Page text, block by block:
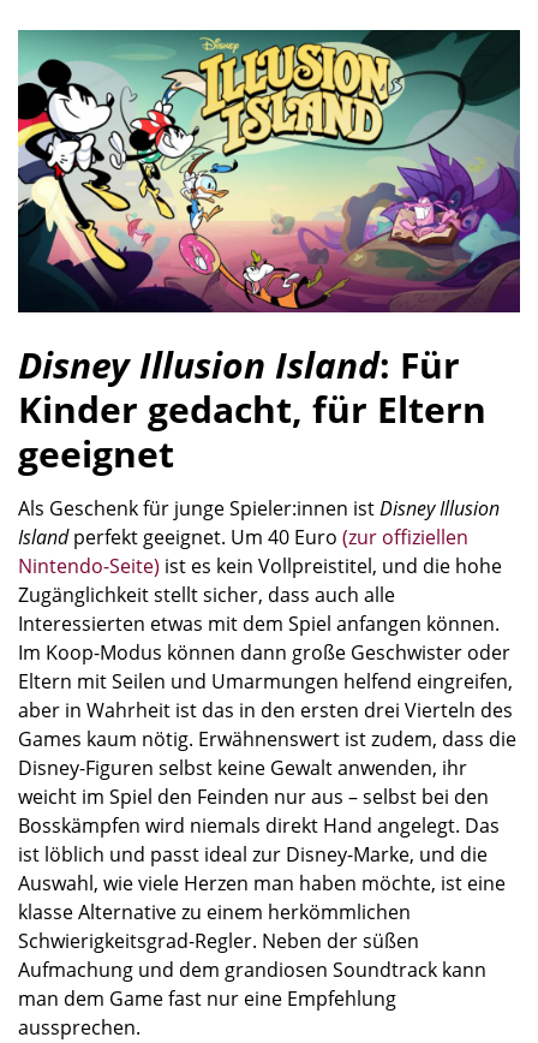
Disney Illusion Island: Für
Kinder gedacht, für Eltern
geeignet
Als Geschenk für junge Spieler:innen istDisney Illusion
Islandperfekt geeignet. Um 40 Euro (zur offiziellen
Nintendo-Seite) ist es kein Vollpreistitel, und die hohe
Zugänglichkeit stellt sicher, dass auch alle
Interessierten etwas mit dem Spiel anfangen können.
Im Koop-Modus können dann große Geschwister oder
Eltern mit Seilen und Umarmungen helfend eingreifen,
aber in Wahrheit ist das in den ersten drei Vierteln des
Games kaum nötig. Erwähnenswert ist zudem, dass die
Disney-Figuren selbst keine Gewalt anwenden, ihr
weicht im Spiel den Feinden nur aus – selbst bei den
Bosskämpfen wird niemals direkt Hand angelegt. Das
ist löblich und passt ideal zur Disney-Marke, und die
Auswahl, wie viele Herzen man haben möchte, ist eine
klasse Alternative zu einem herkömmlichen
Schwierigkeitsgrad-Regler. Neben der süßen
Aufmachung und dem grandiosen Soundtrack kann
man dem Game fast nur eine Empfehlung
aussprechen.